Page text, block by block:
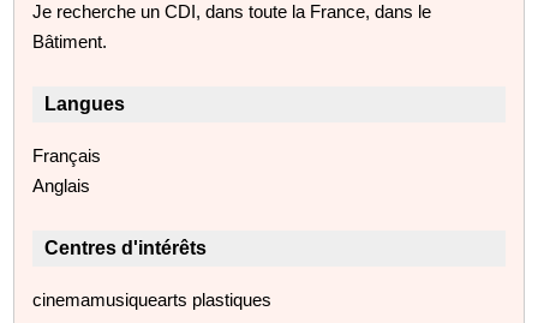
Je recherche un CDI, dans toute la France, dans le
Bâtiment.
Langues
Français
Anglais
Centres d'intérêts
cinemamusiquearts plastiques